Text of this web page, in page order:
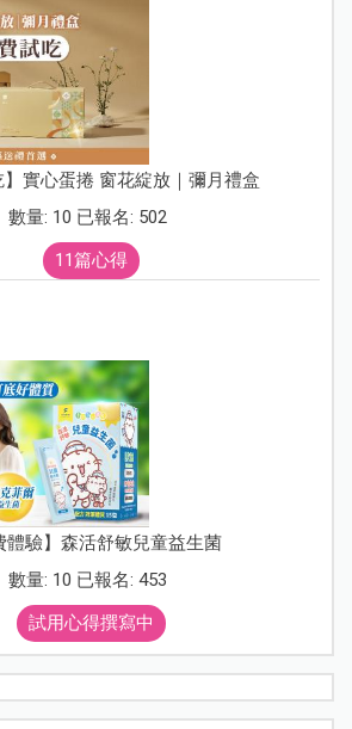
】實心蛋捲 窗花綻放｜彌月禮盒
數量: 10 已報名: 502
11篇心得
體驗】森活舒敏兒童益生菌
數量: 10 已報名: 453
試用心得撰寫中